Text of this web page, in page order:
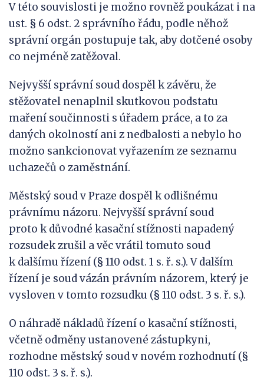
V této souvislosti je možno rovněž poukázat i na
ust. § 6 odst. 2 správního řádu, podle něhož
správní orgán postupuje tak, aby dotčené osoby
co nejméně zatěžoval.
Nejvyšší správní soud dospěl k závěru, že
stěžovatel nenaplnil skutkovou podstatu
maření součinnosti s úřadem práce, a to za
daných okolností ani z nedbalosti a nebylo ho
možno sankcionovat vyřazením ze seznamu
uchazečů o zaměstnání.
Městský soud v Praze dospěl k odlišnému
právnímu názoru. Nejvyšší správní soud
proto k důvodné kasační stížnosti napadený
rozsudek zrušil a věc vrátil tomuto soud
k dalšímu řízení (§ 110 odst. 1 s. ř. s.). V dalším
řízení je soud vázán právním názorem, který je
vysloven v tomto rozsudku (§ 110 odst. 3 s. ř. s.).
O náhradě nákladů řízení o kasační stížnosti,
včetně odměny ustanovené zástupkyni,
rozhodne městský soud v novém rozhodnutí (§
110 odst. 3 s. ř. s.).